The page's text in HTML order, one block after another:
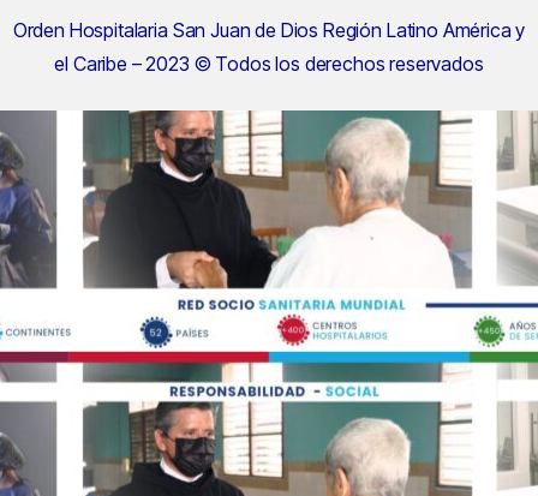
Orden Hospitalaria San Juan de Dios Región Latino América y
el Caribe – 2023 © Todos los derechos reservados